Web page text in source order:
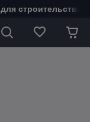
строительства